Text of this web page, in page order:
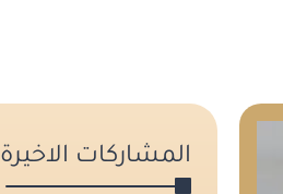
المشاركات الاخيرة